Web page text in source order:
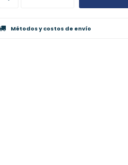
Métodos y costos de envío